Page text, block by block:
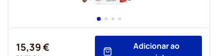
15,39 €
Adicionar ao